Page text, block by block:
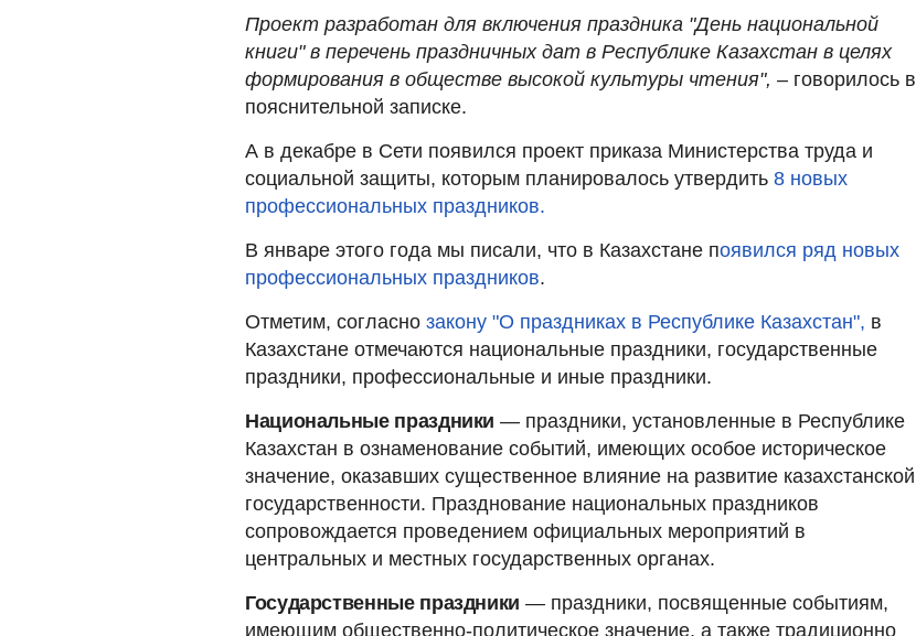
Проект разработан для включения праздника "День национальной
книги" в перечень праздничных дат в Республике Казахстан в целях
формирования в обществе высокой культуры чтения", – говорилось в
пояснительной записке.
А в декабре в Сети появился проект приказа Министерства труда и
социальной защиты, которым планировалось утвердить 8 новых
профессиональных праздников.
В январе этого года мы писали, что в Казахстане появился ряд новых
профессиональных праздников.
Отметим, согласно закону "О праздниках в Республике Казахстан", в
Казахстане отмечаются национальные праздники, государственные
праздники, профессиональные и иные праздники.
Национальные праздники — праздники, установленные в Республике
Казахстан в ознаменование событий, имеющих особое историческое
значение, оказавших существенное влияние на развитие казахстанской
государственности. Празднование национальных праздников
сопровождается проведением официальных мероприятий в
центральных и местных государственных органах.
Государственные праздники — праздники, посвященные событиям,
имеющим общественно-политическое значение, а также традиционно